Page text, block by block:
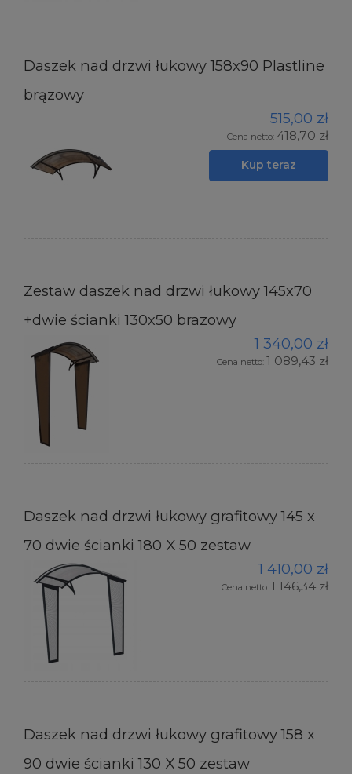
Daszek nad drzwi łukowy 158x90 Plastline
brązowy
515,00 zł
Cena netto: 418,70 zł
Kup teraz
Zestaw daszek nad drzwi łukowy 145x70
+dwie ścianki 130x50 brazowy
1 340,00 zł
Cena netto: 1 089,43 zł
Daszek nad drzwi łukowy grafitowy 145 x
70 dwie ścianki 180 X 50 zestaw
1 410,00 zł
Cena netto: 1 146,34 zł
Daszek nad drzwi łukowy grafitowy 158 x
90 dwie ścianki 130 X 50 zestaw